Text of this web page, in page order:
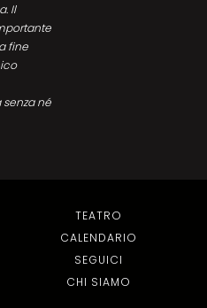
Il
fine
né
TEATRO
CALENDARIO
SEGUICI
CHI SIAMO